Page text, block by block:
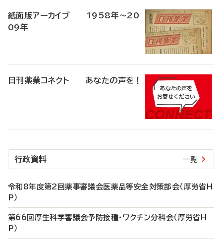
紙面版アーカイブ 1958年～20
09年
日刊薬業コネクト あなたの声を！
行政資料 一覧
令和8年度第2回薬事審議会医薬品等安全対策部会（厚労省H
P）
第66回厚生科学審議会予防接種・ワクチン分科会（厚労省H
P）